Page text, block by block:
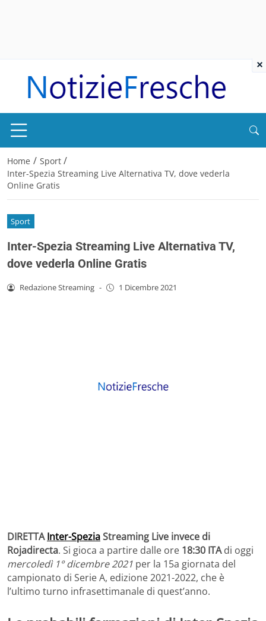
Home / Sport /
Inter-Spezia Streaming Live Alternativa TV, dove vederla
Online Gratis
Sport
Inter-Spezia Streaming Live Alternativa TV,
dove vederla Online Gratis
Redazione Streaming - 1 Dicembre 2021
DIRETTAInter-SpeziaStreaming Live invece di
Rojadirecta. Si gioca a partire dalle ore 18:30 ITAdi oggi
mercoledì 1° dicembre 2021 per la 15a giornata del
campionato di Serie A, edizione 2021-2022, che è
l’ultimo turno infrasettimanale di quest’anno.
×